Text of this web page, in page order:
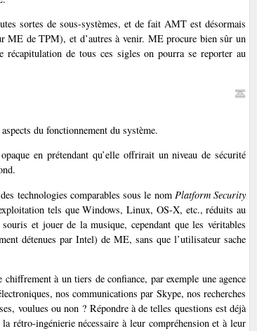
sortes de sous-systèmes, et de fait AMT est désormais
ME de TPM), et d’autres à venir. ME procure bien sûr un
de tous ces sigles on pourra se reporter au
du fonctionnement du système.
en prétendant qu’elle offrirait un niveau de sécurité
technologies comparables sous le nom Platform Security
tels que Windows, Linux, OS-X, etc., réduits au
et jouer de la musique, cependant que les véritables
détenues par Intel) de ME, sans que l’utilisateur sache
à un tiers de confiance, par exemple une agence
nos communications par Skype, nos recherches
voulues ou non ? Répondre à de telles questions est déjà
rétro-ingénierie nécessaire à leur compréhension et à leur